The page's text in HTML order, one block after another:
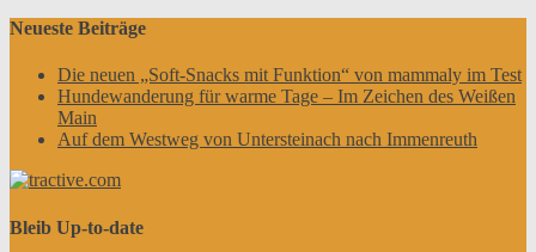
Neueste Beiträge
Die neuen „Soft-Snacks mit Funktion“ von mammaly im Test
Hundewanderung für warme Tage – Im Zeichen des Weißen
Main
Auf dem Westweg von Untersteinach nach Immenreuth
Bleib Up-to-date